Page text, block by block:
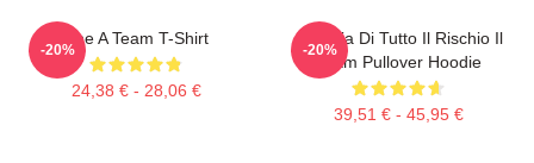
The A Team T-Shirt
24,38 € - 28,06 €
-20%
Agenzia Di Tutto Il Rischio Il
Team Pullover Hoodie
39,51 € - 45,95 €
-20%